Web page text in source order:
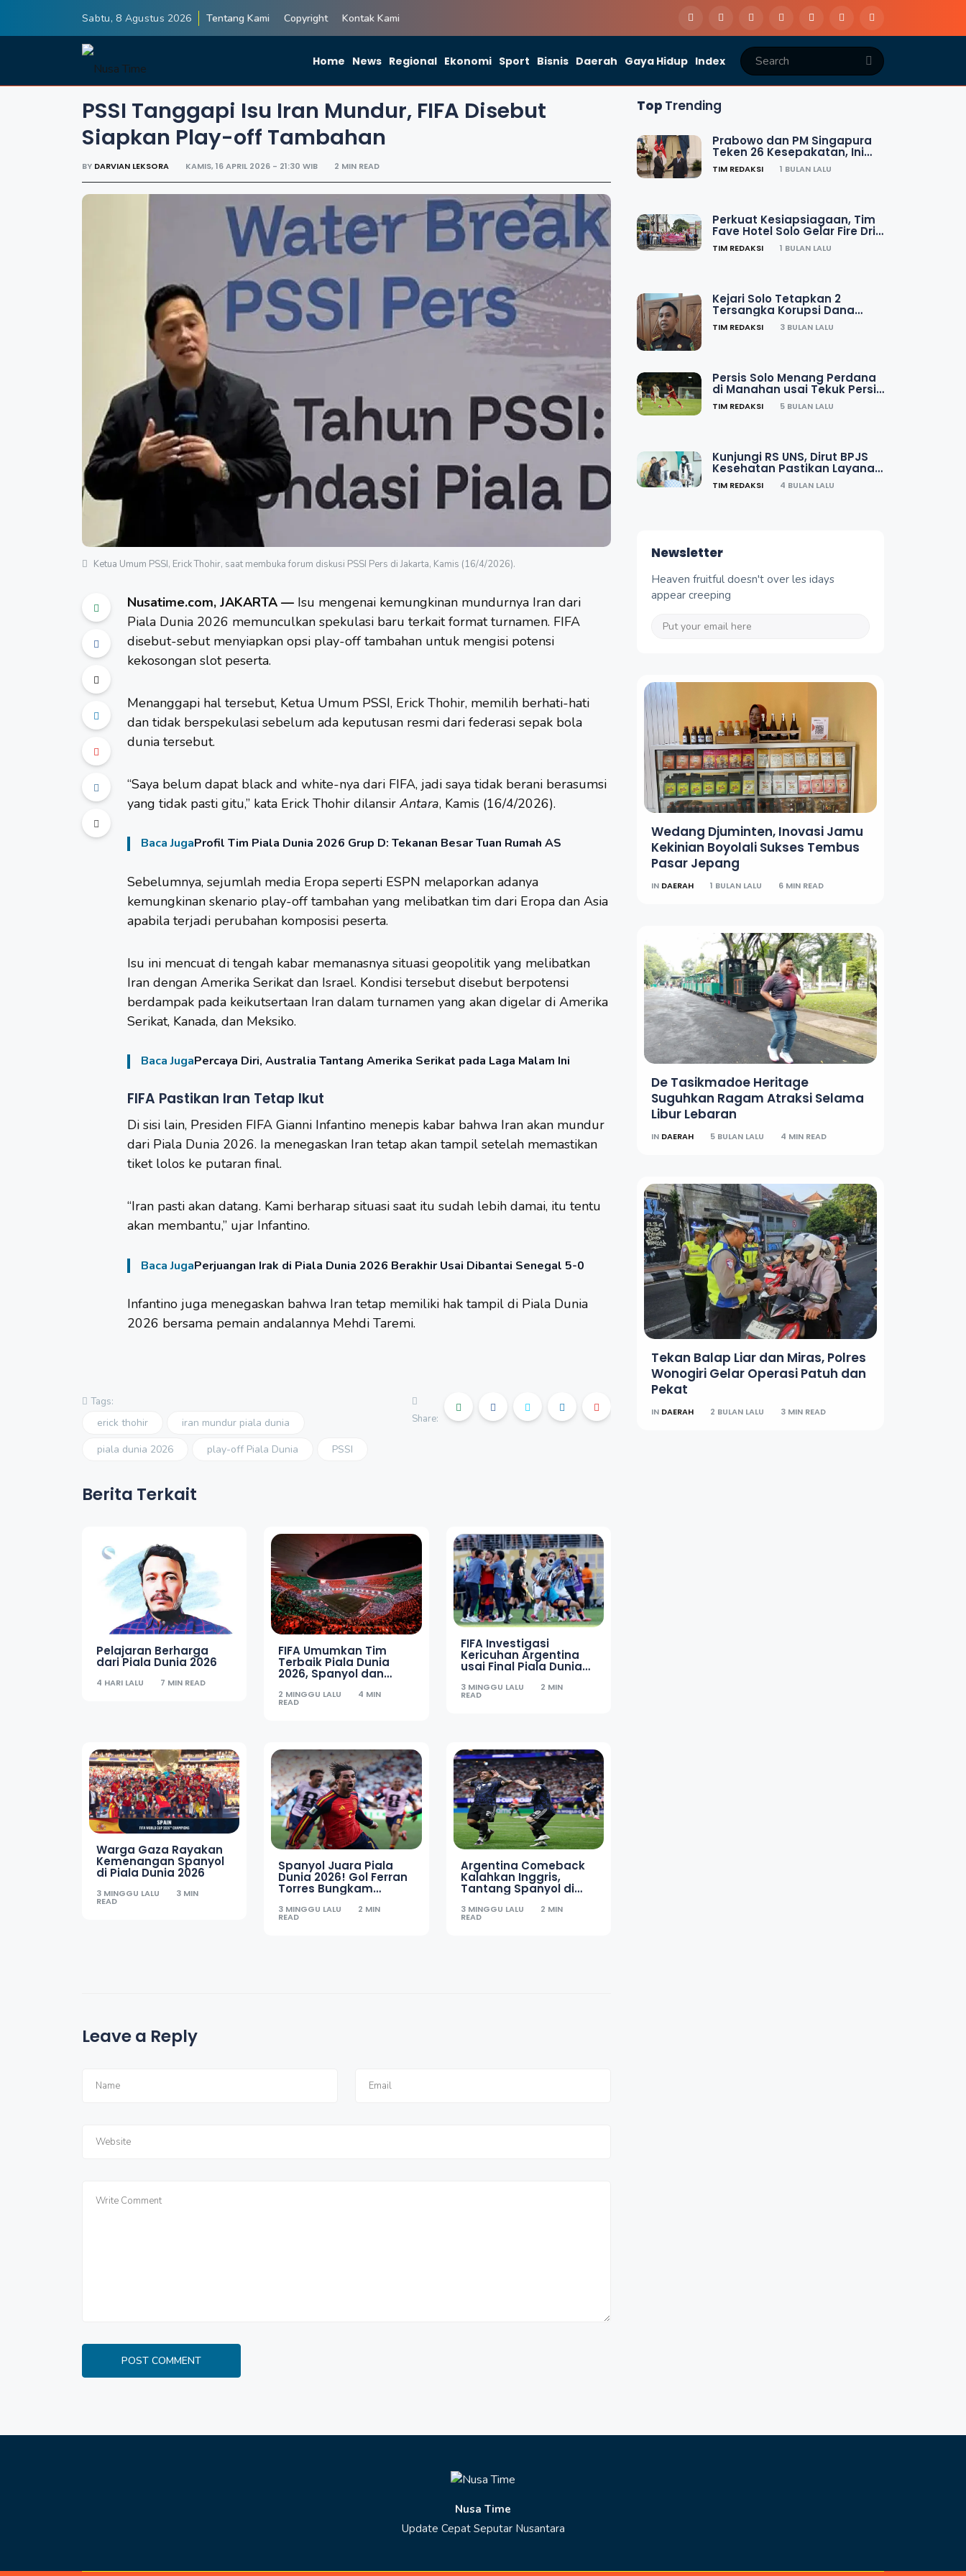
Sabtu, 8 Agustus 2026 Tentang Kami Copyright Kontak Kami
Home News Regional Ekonomi Sport Bisnis Daerah Gaya Hidup Index
PSSI Tanggapi Isu Iran Mundur, FIFA Disebut
Siapkan Play-off Tambahan
BY DARVIAN LEKSORA KAMIS, 16 APRIL 2026 - 21:30 WIB 2 MIN READ
Ketua Umum PSSI, Erick Thohir, saat membuka forum diskusi PSSI Pers di Jakarta, Kamis (16/4/2026).
Nusatime.com, JAKARTA — Isu mengenai kemungkinan mundurnya Iran dari
Piala Dunia 2026 memunculkan spekulasi baru terkait format turnamen. FIFA
disebut-sebut menyiapkan opsi play-off tambahan untuk mengisi potensi
kekosongan slot peserta.
Menanggapi hal tersebut, Ketua Umum PSSI, Erick Thohir, memilih berhati-hati
dan tidak berspekulasi sebelum ada keputusan resmi dari federasi sepak bola
dunia tersebut.
“Saya belum dapat black and white-nya dari FIFA, jadi saya tidak berani berasumsi
yang tidak pasti gitu,” kata Erick Thohir dilansirAntara, Kamis (16/4/2026).
Baca JugaProfil Tim Piala Dunia 2026 Grup D: Tekanan Besar Tuan Rumah AS
Sebelumnya, sejumlah media Eropa seperti ESPN melaporkan adanya
kemungkinan skenario play-off tambahan yang melibatkan tim dari Eropa dan Asia
apabila terjadi perubahan komposisi peserta.
Isu ini mencuat di tengah kabar memanasnya situasi geopolitik yang melibatkan
Iran dengan Amerika Serikat dan Israel. Kondisi tersebut disebut berpotensi
berdampak pada keikutsertaan Iran dalam turnamen yang akan digelar di Amerika
Serikat, Kanada, dan Meksiko.
Baca JugaPercaya Diri, Australia Tantang Amerika Serikat pada Laga Malam Ini
FIFA Pastikan Iran Tetap Ikut
Di sisi lain, Presiden FIFA Gianni Infantino menepis kabar bahwa Iran akan mundur
dari Piala Dunia 2026. Ia menegaskan Iran tetap akan tampil setelah memastikan
tiket lolos ke putaran final.
“Iran pasti akan datang. Kami berharap situasi saat itu sudah lebih damai, itu tentu
akan membantu,” ujar Infantino.
Baca JugaPerjuangan Irak di Piala Dunia 2026 Berakhir Usai Dibantai Senegal 5-0
Infantino juga menegaskan bahwa Iran tetap memiliki hak tampil di Piala Dunia
2026 bersama pemain andalannya Mehdi Taremi.
Tags:
erick thohir
iran mundur piala dunia
piala dunia 2026
play-off Piala Dunia PSSI
Share:
Berita Terkait
Pelajaran Berharga
dari Piala Dunia 2026
4 HARI LALU 7 MIN READ
FIFA Umumkan Tim
Terbaik Piala Dunia
2026, Spanyol dan
Prancis Mendominasi
2 MINGGU LALU 4 MIN
READ
FIFA Investigasi
Kericuhan Argentina
usai Final Piala Dunia
3 MINGGU LALU 2 MIN
READ
Warga Gaza Rayakan
Kemenangan Spanyol
di Piala Dunia 2026
3 MINGGU LALU 3 MIN
READ
Spanyol Juara Piala
Dunia 2026! Gol Ferran
Torres Bungkam
3 MINGGU LALU 2 MIN
READ
Argentina Comeback
Kalahkan Inggris,
Tantang Spanyol di
3 MINGGU LALU 2 MIN
READ
Leave a Reply
POST COMMENT
Top Trending
Prabowo dan PM Singapura
Teken 26 Kesepakatan, Ini
Daftar Lengkapnya
TIM REDAKSI 1 BULAN LALU
Perkuat Kesiapsiagaan, Tim
Fave Hotel Solo Gelar Fire Drill
Evacuation Training
TIM REDAKSI 1 BULAN LALU
Kejari Solo Tetapkan 2
Tersangka Korupsi Dana
Hibah KONI Rp1,05 Miliar
TIM REDAKSI 3 BULAN LALU
Persis Solo Menang Perdana
di Manahan usai Tekuk Persik
Kediri 2-1
TIM REDAKSI 5 BULAN LALU
Kunjungi RS UNS, Dirut BPJS
Kesehatan Pastikan Layanan
JKN Berkualitas
TIM REDAKSI 4 BULAN LALU
Newsletter
Heaven fruitful doesn't over les idays
appear creeping
Wedang Djuminten, Inovasi Jamu
Kekinian Boyolali Sukses Tembus
Pasar Jepang
IN DAERAH 1 BULAN LALU 6 MIN READ
De Tasikmadoe Heritage
Suguhkan Ragam Atraksi Selama
Libur Lebaran
IN DAERAH 5 BULAN LALU 4 MIN READ
Tekan Balap Liar dan Miras, Polres
Wonogiri Gelar Operasi Patuh dan
Pekat
IN DAERAH 2 BULAN LALU 3 MIN READ
Nusa Time
Update Cepat Seputar Nusantara